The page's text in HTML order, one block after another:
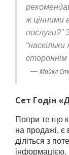
ж цінними
послуги?”
стороннім
— Майкл
Сет Годін
Попри те що
на продажі,
діліться з